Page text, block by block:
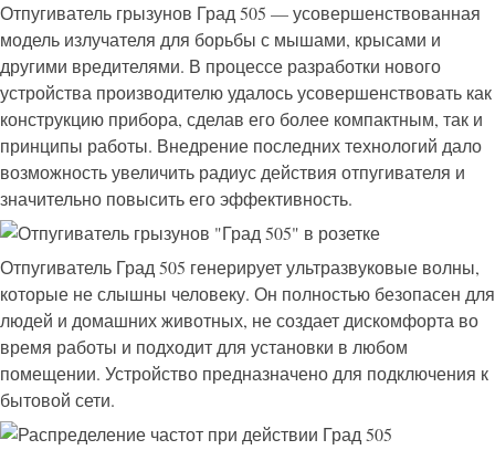
Отпугиватель грызунов Град 505 — усовершенствованная
модель излучателя для борьбы с мышами, крысами и
другими вредителями. В процессе разработки нового
устройства производителю удалось усовершенствовать как
конструкцию прибора, сделав его более компактным, так и
принципы работы. Внедрение последних технологий дало
возможность увеличить радиус действия отпугивателя и
значительно повысить его эффективность.
Отпугиватель Град 505 генерирует ультразвуковые волны,
которые не слышны человеку. Он полностью безопасен для
людей и домашних животных, не создает дискомфорта во
время работы и подходит для установки в любом
помещении. Устройство предназначено для подключения к
бытовой сети.